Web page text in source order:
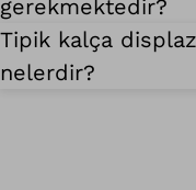
gerekmektedir?
Tipik kalça
nelerdir?